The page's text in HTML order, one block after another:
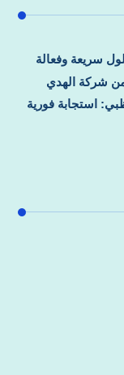
سريعة وفعالة
من شركة الهدي
استجابة فورية